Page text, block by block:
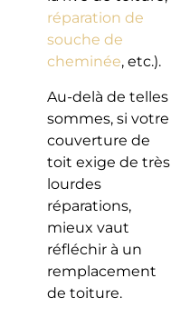
réparation de
souche de
cheminée, etc.).
Au-delà de telles
sommes, si votre
couverture de
toit exige de très
lourdes
réparations,
mieux vaut
réfléchir à un
remplacement
de toiture.